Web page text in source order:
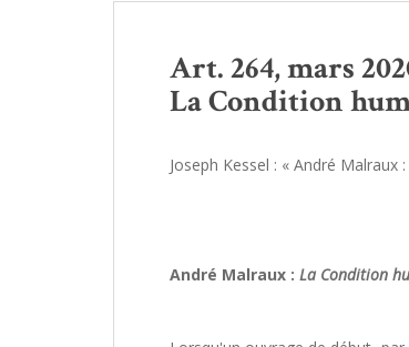
Art. 264, mars
La Condition
Joseph Kessel : « André Malraux :
André Malraux : La Condition